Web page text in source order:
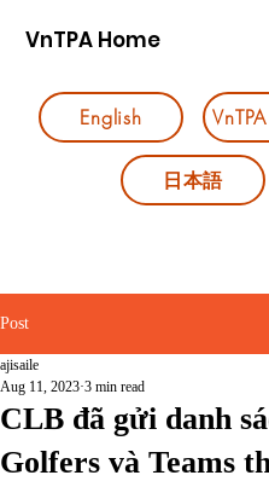
VnTPA Home
English
日本語
Post
CLB đã gửi danh
Golfers và Teams
ajisaile
Aug 11, 2023 3 min read